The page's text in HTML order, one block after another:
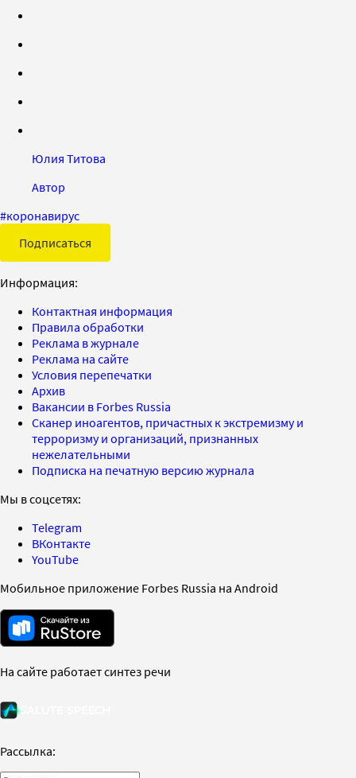
Юлия Титова
Автор
#коронавирус
Подписаться
Информация:
Контактная информация
Правила обработки
Реклама в журнале
Реклама на сайте
Условия перепечатки
Архив
Вакансии в Forbes Russia
Сканер иноагентов, причастных к экстремизму и
терроризму и организаций, признанных
нежелательными
Подписка на печатную версию журнала
Мы в соцсетях:
Telegram
ВКонтакте
YouTube
Мобильное приложение Forbes Russia на Android
На сайте работает синтез речи
Рассылка: